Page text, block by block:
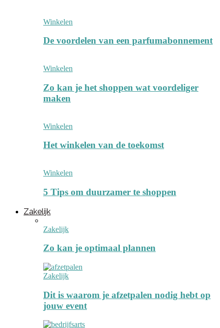
Winkelen
De voordelen van een parfumabonnement
Winkelen
Zo kan je het shoppen wat voordeliger
maken
Winkelen
Het winkelen van de toekomst
Winkelen
5 Tips om duurzamer te shoppen
Zakelijk
Zakelijk
Zo kan je optimaal plannen
Zakelijk
Dit is waarom je afzetpalen nodig hebt op
jouw event